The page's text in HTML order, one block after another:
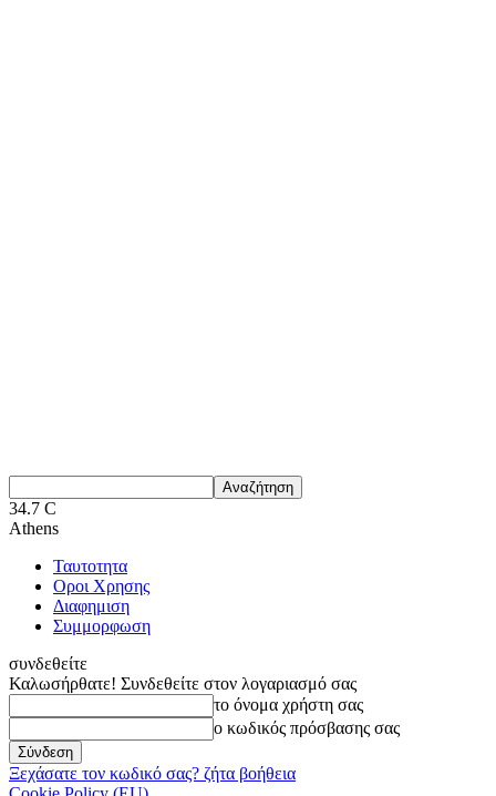
34.7 C
Athens
Ταυτοτητα
Οροι Χρησης
Διαφημιση
Συμμορφωση
συνδεθείτε
Καλωσήρθατε! Συνδεθείτε στον λογαριασμό σας
το όνομα χρήστη σας
ο κωδικός πρόσβασης σας
Ξεχάσατε τον κωδικό σας? ζήτα βοήθεια